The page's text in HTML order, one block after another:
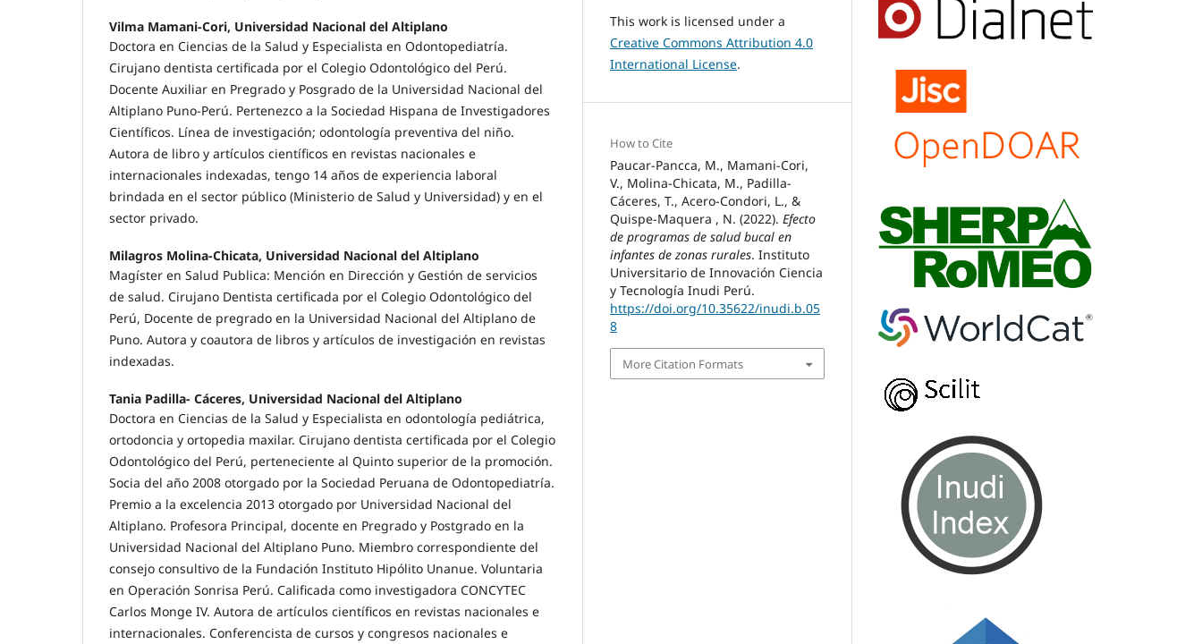
Vilma Mamani-Cori, Universidad Nacional del Altiplano
Doctora en Ciencias de la Salud y Especialista en Odontopediatría.
Cirujano dentista certificada por el Colegio Odontológico del Perú.
Docente Auxiliar en Pregrado y Posgrado de la Universidad Nacional del
Altiplano Puno-Perú. Pertenezco a la Sociedad Hispana de Investigadores
Científicos. Línea de investigación; odontología preventiva del niño.
Autora de libro y artículos científicos en revistas nacionales e
internacionales indexadas, tengo 14 años de experiencia laboral
brindada en el sector público (Ministerio de Salud y Universidad) y en el
sector privado.
Milagros Molina-Chicata, Universidad Nacional del Altiplano
Magíster en Salud Publica: Mención en Dirección y Gestión de servicios
de salud. Cirujano Dentista certificada por el Colegio Odontológico del
Perú, Docente de pregrado en la Universidad Nacional del Altiplano de
Puno. Autora y coautora de libros y artículos de investigación en revistas
indexadas.
Tania Padilla- Cáceres, Universidad Nacional del Altiplano
Doctora en Ciencias de la Salud y Especialista en odontología pediátrica,
ortodoncia y ortopedia maxilar. Cirujano dentista certificada por el Colegio
Odontológico del Perú, perteneciente al Quinto superior de la promoción.
Socia del año 2008 otorgado por la Sociedad Peruana de Odontopediatría.
Premio a la excelencia 2013 otorgado por Universidad Nacional del
Altiplano. Profesora Principal, docente en Pregrado y Postgrado en la
Universidad Nacional del Altiplano Puno. Miembro correspondiente del
consejo consultivo de la Fundación Instituto Hipólito Unanue. Voluntaria
en Operación Sonrisa Perú. Calificada como investigadora CONCYTEC
Carlos Monge IV. Autora de artículos científicos en revistas nacionales e
internacionales. Conferencista de cursos y congresos nacionales e
This work is licensed under a
Creative Commons Attribution 4.0
International License.
How to Cite
Paucar-Pancca, M., Mamani-Cori,
V., Molina-Chicata, M., Padilla-
Cáceres, T., Acero-Condori, L., &
Quispe-Maquera , N. (2022). Efecto
de programas de salud bucal en
infantes de zonas rurales. Instituto
Universitario de Innovación Ciencia
y Tecnología Inudi Perú.
https://doi.org/10.35622/inudi.b.05
8
More Citation Formats